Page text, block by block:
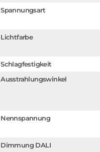
Spannungsart
Lichtfarbe
Schlagfestigkeit
Ausstrahlungswinkel
Nennspannung
Dimmung DALI